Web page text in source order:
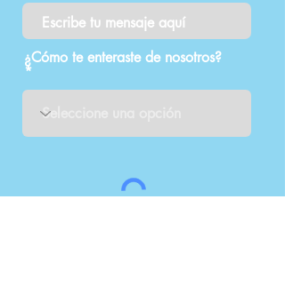
¿Cómo te enteraste de nosotros?